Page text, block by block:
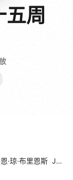
周
·琼·布里恩斯 Jonathan Pryce